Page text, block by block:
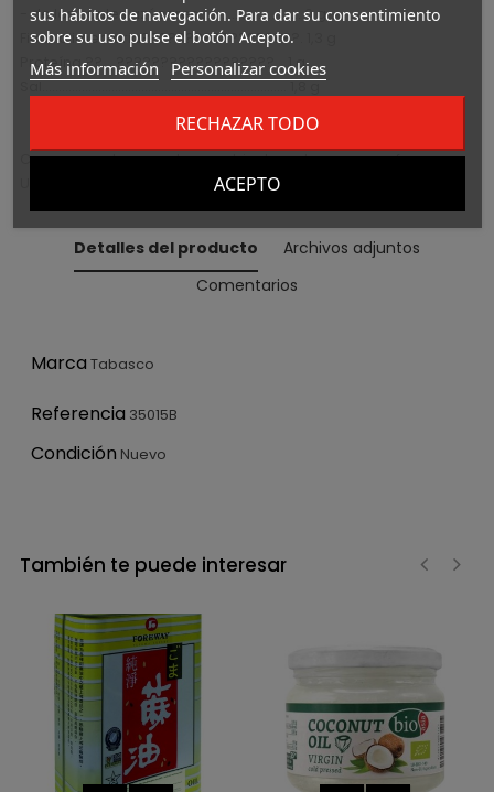
- de los cuales azúcares............................... 0 g
Fibra alimentaria??????????????????. 1,3 g
Proteína ??....??????????????????... 1 g
Sal.......................................................................... 1,8 g
Conservar a temperatura ambiente en lugar seco y fresco.
Una vez abierto puede refrigerarse.
Detalles del producto
Archivos adjuntos
Comentarios
Marca Tabasco
Referencia 35015B
Condición Nuevo
También te puede interesar
sus hábitos de navegación. Para dar su consentimiento
sobre su uso pulse el botón Acepto.
Más información Personalizar cookies
RECHAZAR TODO
ACEPTO